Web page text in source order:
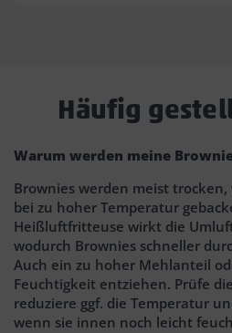
Häufig
Warum werden meine
Brownies werden meist
bei zu hoher Temperatur
Heißluftfritteuse wirkt die
wodurch Brownies schneller
Auch ein zu hoher Mehlanteil
Feuchtigkeit entziehen. Prüfe
reduziere ggf. die Temperatur
wenn sie innen noch leicht